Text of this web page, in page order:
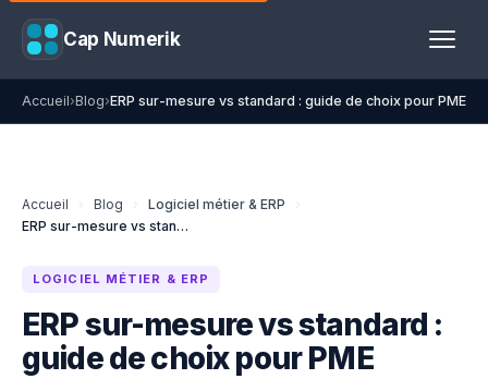
Cap Numerik
Accueil›Blog›ERP sur-mesure vs standard : guide de choix pour PME
Accueil Blog Logiciel métier & ERP
ERP sur-mesure vs standard : guide de choix pour PME
LOGICIEL MÉTIER & ERP
ERP sur-mesure vs standard :
guide de choix pour PME